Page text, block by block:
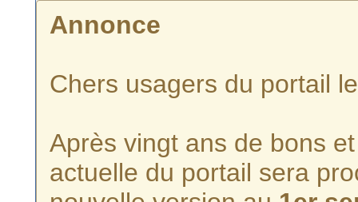
Annonce
Chers usagers du portail
Après vingt ans de bons
actuelle du portail sera